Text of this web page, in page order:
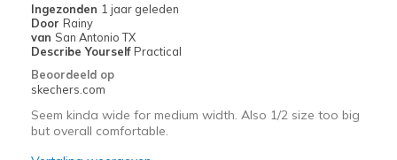
Ingezonden 1 jaar geleden
Door Rainy
van San Antonio TX
Describe Yourself Practical
Beoordeeld op
skechers.com
Seem kinda wide for medium width. Also 1/2 size too big
but overall comfortable.